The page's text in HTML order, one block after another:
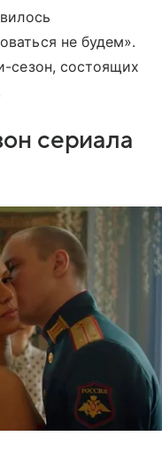
не будем».
сезон, состоящих
сериала